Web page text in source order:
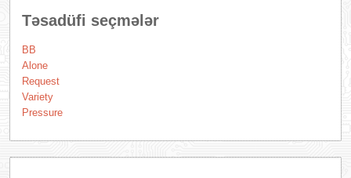
Təsadüfi seçmələr
BB
Alone
Request
Variety
Pressure